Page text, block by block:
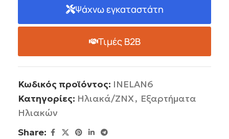
Ψάχνω εγκαταστάτη
Τιμές B2B
Κωδικός προϊόντος: INELAN6
Κατηγορίες: Ηλιακά/ΖΝΧ, Εξαρτήματα
Ηλιακών
Share: